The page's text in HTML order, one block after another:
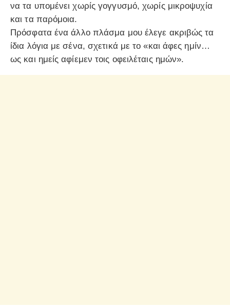
να τα υπομένει χωρίς γογγυσμό, χωρίς μικροψυχία
και τα παρόμοια.
Πρόσφατα ένα άλλο πλάσμα μου έλεγε ακριβώς τα
ίδια λόγια με σένα, σχετικά με το «και άφες ημίν…
ως και ημείς αφίεμεν τοις οφειλέταις ημών».